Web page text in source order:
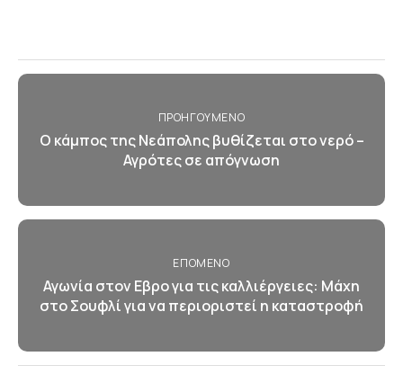
ΠΡΟΗΓΟΎΜΕΝΟ
Ο κάμπος της Νεάπολης βυθίζεται στο νερό –
Αγρότες σε απόγνωση
ΕΠΌΜΕΝΟ
Αγωνία στον Εβρο για τις καλλιέργειες: Μάχη
στο Σουφλί για να περιοριστεί η καταστροφή